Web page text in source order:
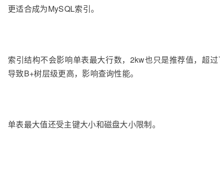
更适合成为MySQL索引。
索引结构不会影响单表最大行数，2kw也只是推荐值，超
导致B+树层级更高，影响查询性能。
单表最大值还受主键大小和磁盘大小限制。